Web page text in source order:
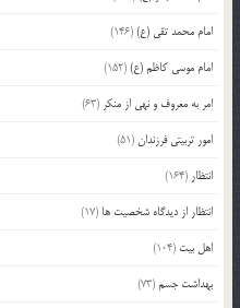
امام محمد تقی (ع)(146)
امام موسی کاظم (ع)(152)
امر به معروف و نهی از منکر (63)
امور تربیتی فرزندان(51)
انتظار (164)
انتظار از دیدگاه شخصیت ها (17)
اهل بیت (104)
بهداشت جسم(73)